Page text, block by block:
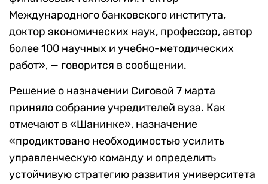
Международного банковского института,
доктор экономических наук, профессор, автор
более 100 научных и учебно-методических
работ», — говорится в сообщении.
Решение о назначении Сиговой 7 марта
приняло собрание учредителей вуза. Как
отмечают в «Шанинке», назначение
«продиктовано необходимостью усилить
управленческую команду и определить
устойчивую стратегию развития университета